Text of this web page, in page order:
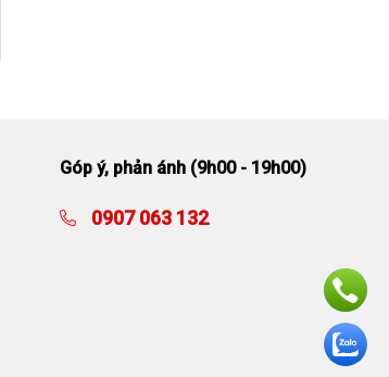
Góp ý, phản ánh (9h00 - 19h00)
0907 063 132